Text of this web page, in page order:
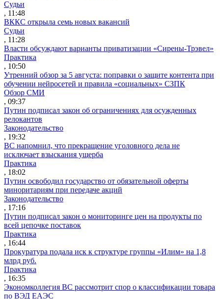
Судьи
, 11:48
ВККС открыла семь новых вакансий
Судьи
, 11:28
Власти обсуждают варианты приватизации «Сирены-Трэвел»
Практика
, 10:50
Утренний обзор за 5 августа: поправки о защите контента при
обучении нейросетей и правила «социальных» СЗПК
Обзор СМИ
, 09:37
Путин подписал закон об ограничениях для осужденных
релокантов
Законодательство
, 19:32
ВС напомнил, что прекращение уголовного дела не
исключает взыскания ущерба
Практика
, 18:02
Путин освободил государство от обязательной оферты
миноритариям при передаче акций
Законодательство
, 17:16
Путин подписал закон о мониторинге цен на продукты по
всей цепочке поставок
Практика
, 16:44
Прокуратура подала иск к структуре группы «Илим» на 1,8
млрд руб.
Практика
, 16:35
Экономколлегия ВС рассмотрит спор о классификации товара
по ВЭД ЕАЭС